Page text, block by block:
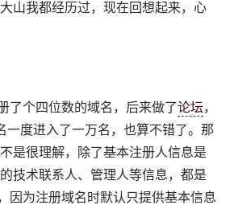
山我都经历过，现在回想起来，心
了个四位数的域名，后来做了论坛，
一度进入了一万名，也算不错了。那
是很理解，除了基本注册人信息是
技术联系人、管理人等信息，都是
因为注册域名时默认只提供基本信息